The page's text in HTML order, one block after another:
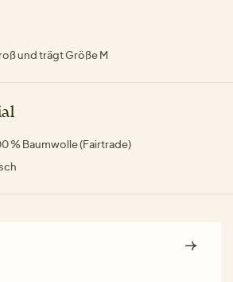
und trägt Größe M
% Baumwolle (Fairtrade)